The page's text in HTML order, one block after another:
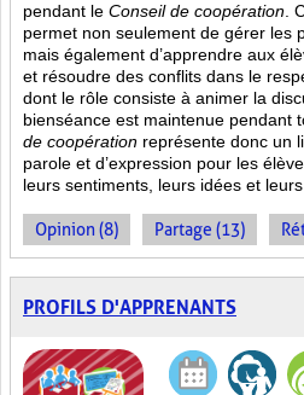
pendant le Conseil de coopération .
permet non seulement de gérer les
mais également d’apprendre aux
et résoudre des conflits dans le
dont le rôle consiste à animer la
bienséance est maintenue pendant
de coopération représente donc un
parole et d’expression pour les
leurs sentiments, leurs idées et
Opinion (8) Partage (13)
PROFILS D'APPRENANTS